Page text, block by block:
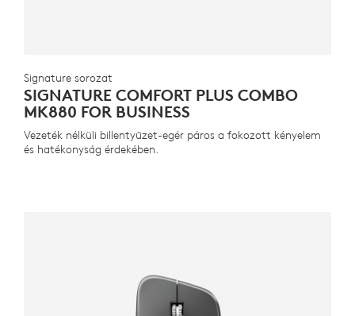
Signature sorozat
SIGNATURE COMFORT PLUS COMBO
MK880 FOR BUSINESS
Vezeték nélküli billentyűzet-egér páros a fokozott kényelem
és hatékonyság érdekében.